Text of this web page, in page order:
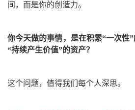
间，而是你的创造力。
你今天做的事情，是在积累“一次性
“持续产生价值”的资产？
这个问题，值得我们每个人深思。